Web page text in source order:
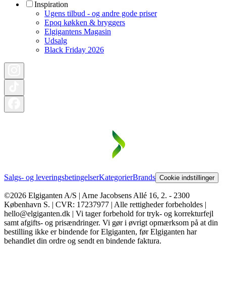
Inspiration
Ugens tilbud - og andre gode priser
Epoq køkken & bryggers
Elgigantens Magasin
Udsalg
Black Friday 2026
Salgs- og leveringsbetingelserKategorierBrands Cookie indstillinger
©2026 Elgiganten A/S | Arne Jacobsens Allé 16, 2. - 2300
København S. | CVR: 17237977 | Alle rettigheder forbeholdes |
hello@elgiganten.dk | Vi tager forbehold for tryk- og korrekturfejl
samt afgifts- og prisændringer. Vi gør i øvrigt opmærksom på at din
bestilling ikke er bindende for Elgiganten, før Elgiganten har
behandlet din ordre og sendt en bindende faktura.